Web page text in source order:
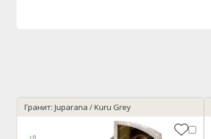
Гранит: Juparana / Kuru Grey